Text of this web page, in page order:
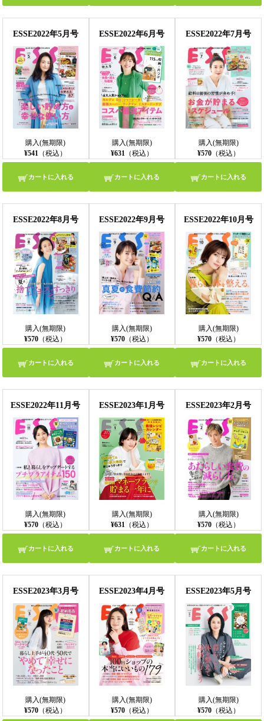
ESSE2022年5月号
購入(無期限)
¥541 （税込）
カートに入れる
ESSE2022年6月号
購入(無期限)
¥631（税込）
カートに入れる
ESSE2022年7月号
購入(無期限)
¥570（税込）
カートに入れる
ESSE2022年8月号
購入(無期限)
¥570 （税込）
カートに入れる
ESSE2022年9月号
購入(無期限)
¥570（税込）
カートに入れる
ESSE2022年10月号
購入(無期限)
¥570（税込）
カートに入れる
ESSE2022年11月号
購入(無期限)
¥570 （税込）
カートに入れる
ESSE2023年1月号
購入(無期限)
¥631（税込）
カートに入れる
ESSE2023年2月号
購入(無期限)
¥570（税込）
カートに入れる
ESSE2023年3月号
購入(無期限)
¥570 （税込）
ESSE2023年4月号
購入(無期限)
¥570（税込）
ESSE2023年5月号
購入(無期限)
¥570（税込）